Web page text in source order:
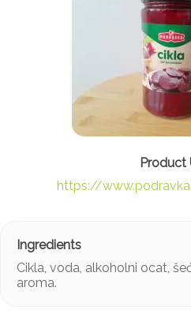
https://
Cikla, voda, alkoholni ocat,
aroma.